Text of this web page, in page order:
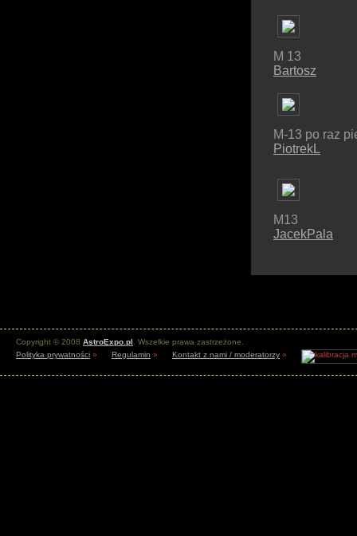
M 13
Bartosz
M-13 po raz
PiotrekL
M13
JacekPala
Copyright © 2008 AstroExpo.pl . Wszelkie prawa zastrzeżone.
Polityka prywatności » Regulamin » Kontakt z nami / moderatorzy »